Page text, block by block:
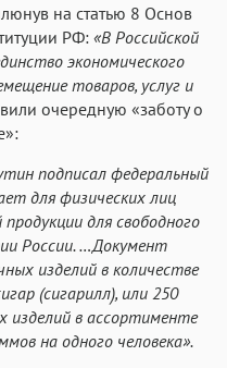
на статью 8 Основ
РФ: «В Российской
экономического
товаров, услуг и
очередную «заботу о
подписал федеральный
для физических лиц
для свободного
России. …Документ
изделий в количестве
(сигарилл), или 250
изделий в ассортименте
на одного человека».